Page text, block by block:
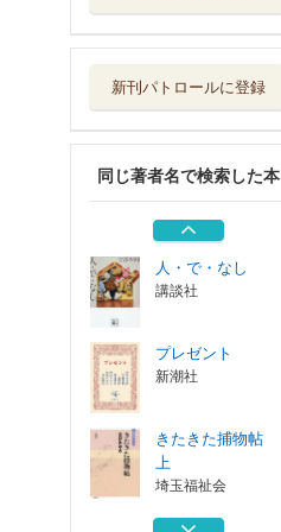
新刊パトロールに登録
同じ著者名で検索した本
きたきた捕物帖
上
龍は眠る ＧＩＦ
秋田書店
おまえさん 上
講談社
人・で・なし
講談社
プレゼント
新潮社
きたきた捕物帖
上
埼玉福祉会
龍は眠る ＧＩＦ